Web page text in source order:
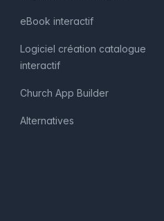
eBook interactif
Logiciel création catalogue
interactif
Church App Builder
Alternatives